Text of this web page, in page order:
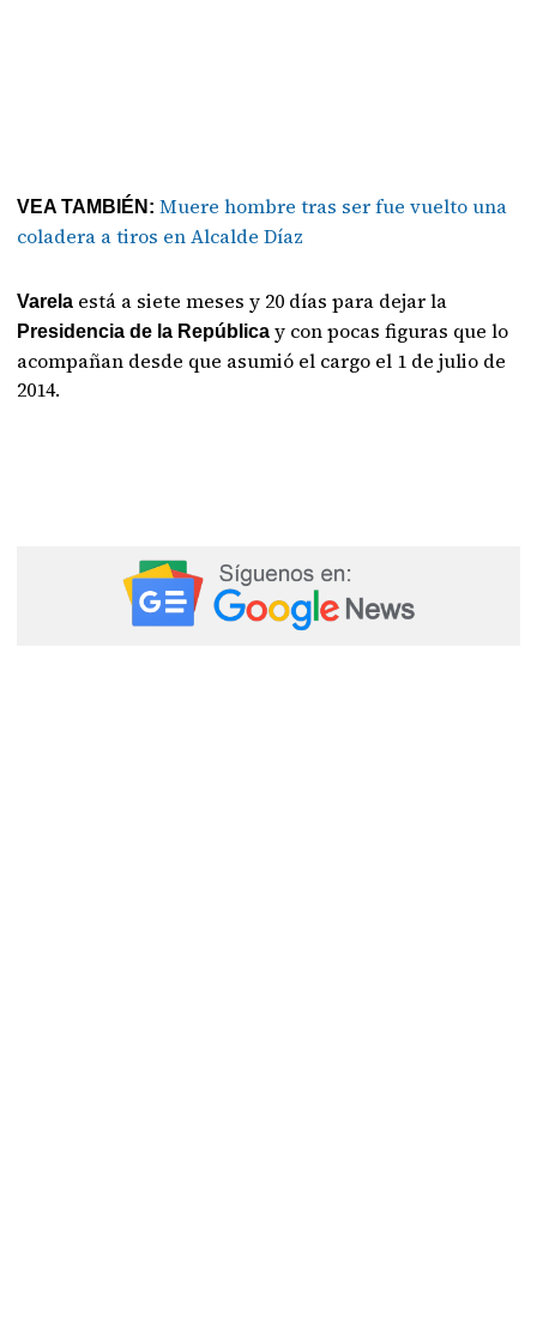
VEA TAMBIÉN:Muere hombre tras ser fue vuelto una
coladera a tiros en Alcalde Díaz
Varela está a siete meses y 20 días para dejar la
Presidencia de la República y con pocas figuras que lo
acompañan desde que asumió el cargo el 1 de julio de
2014.